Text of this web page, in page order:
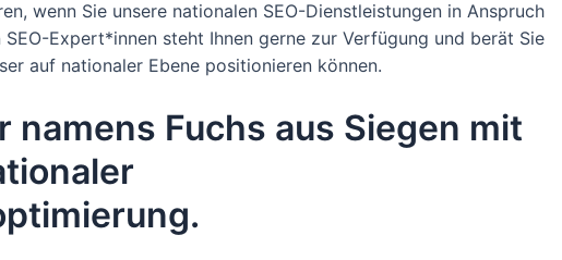
wenn Sie unsere nationalen SEO-Dienstleistungen in Anspruch
Expert*innen steht Ihnen gerne zur Verfügung und berät Sie
auf nationaler Ebene positionieren können.
namens Fuchs aus Siegen mit